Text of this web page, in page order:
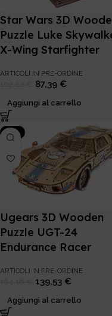
Star Wars 3D
Puzzle Luke
X-Wing Starfighter
ARTICOLI IN PRE-ORDINE
87,39 €
Aggiungi al carrello
-15%
Ugears 3D Wooden
Puzzle UGT-24
Endurance Racer
ARTICOLI IN PRE-ORDINE
139,53 €
Aggiungi al carrello